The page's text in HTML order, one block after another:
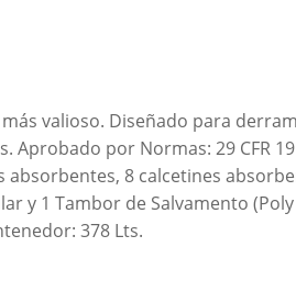
valioso. Diseñado para
por Normas: 29 CFR
absorbentes, 8 calcetines
1 Tambor de Salvamento (Poly
378 Lts.